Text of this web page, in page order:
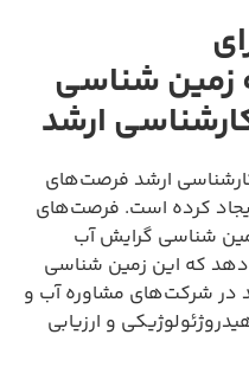
زمین شناسی
ارشد
ارشد فرصت‌های
کرده است. فرصت‌های
شناسی گرایش آب
که این زمین شناسی
در شرکت‌های مشاوره آب و
و ارزیابی